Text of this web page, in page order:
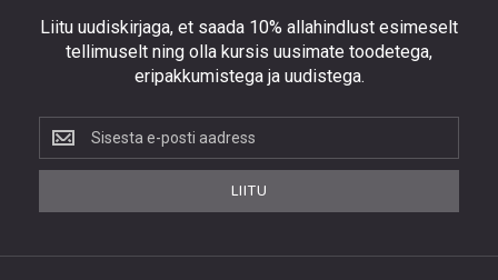
Liitu uudiskirjaga, et saada 10% allahindlust esimeselt
tellimuselt ning olla kursis uusimate toodetega,
eripakkumistega ja uudistega.
Liitu
uudiskirjaga,
et
LIITU